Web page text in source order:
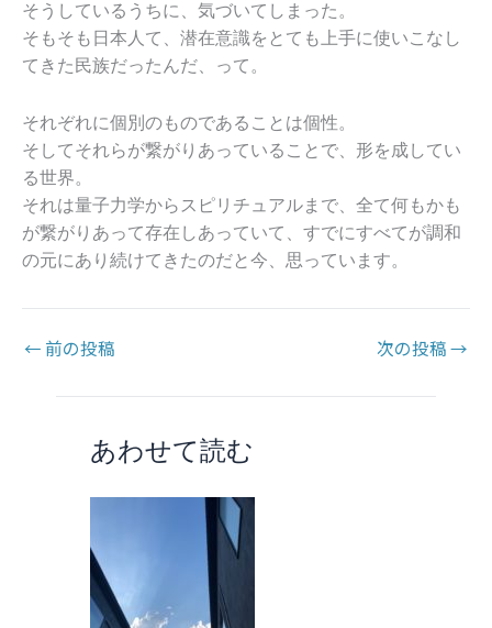
そうしているうちに、気づいてしまった。
そもそも日本人て、潜在意識をとても上手に使いこなし
てきた民族だったんだ、って。
それぞれに個別のものであることは個性。
そしてそれらが繋がりあっていることで、形を成してい
る世界。
それは量子力学からスピリチュアルまで、全て何もかも
が繋がりあって存在しあっていて、すでにすべてが調和
の元にあり続けてきたのだと今、思っています。
← 前の投稿 次の投稿→
あわせて読む